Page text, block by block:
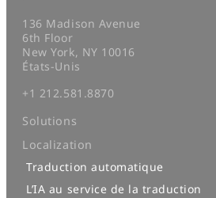
136 Madison Avenue
6th Floor
New York, NY 10016
États-Unis
+1 212.581.8870
Solutions
Localization
Traduction automatique
L’IA au service de la traduction